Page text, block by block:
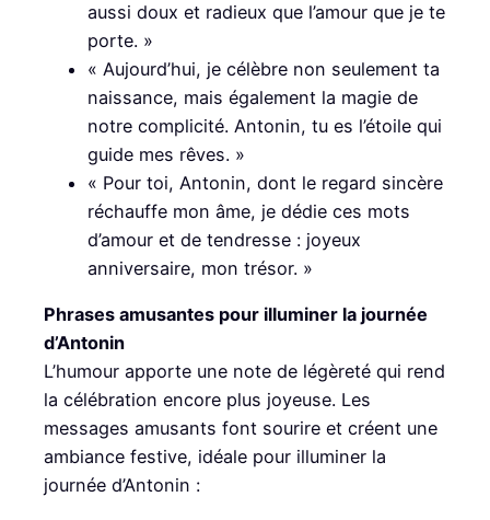
aussi doux et radieux que l’amour que je te
porte. »
« Aujourd’hui, je célèbre non seulement ta
naissance, mais également la magie de
notre complicité. Antonin, tu es l’étoile qui
guide mes rêves. »
« Pour toi, Antonin, dont le regard sincère
réchauffe mon âme, je dédie ces mots
d’amour et de tendresse : joyeux
anniversaire, mon trésor. »
Phrases amusantes pour illuminer la journée
d’Antonin
L’humour apporte une note de légèreté qui rend
la célébration encore plus joyeuse. Les
messages amusants font sourire et créent une
ambiance festive, idéale pour illuminer la
journée d’Antonin :